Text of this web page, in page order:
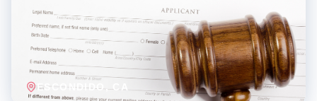
ESCONDIDO , CA